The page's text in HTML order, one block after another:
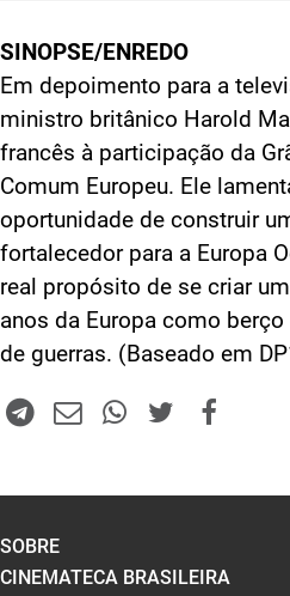
SINOPSE/ENREDO
Em depoimento para a
ministro britânico Harold
francês à participação da
Comum Europeu. Ele
oportunidade de construir
fortalecedor para a Europa
real propósito de se criar
anos da Europa como
de guerras. (Baseado em
SOBRE
CINEMATECA BRASILEIRA